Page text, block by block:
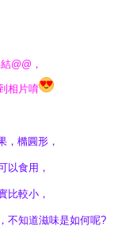
@@，
相片唷
，橢圓形，
以食用，
比較小，
不知道滋味是如何呢?